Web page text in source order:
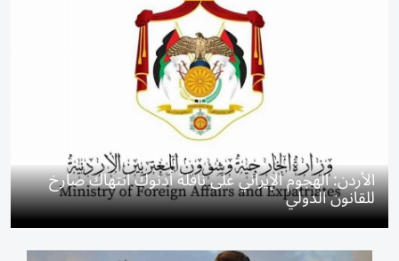
الأردن: الهجوم الإيراني على ناقلة أدنوك انتهاك صارخ
للقانون الدولي